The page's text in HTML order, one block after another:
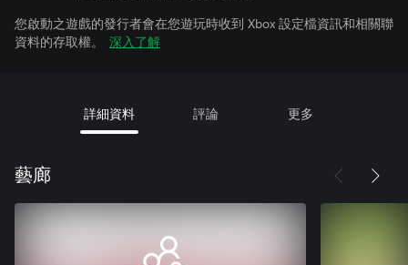
您啟動之遊戲的發行者會在您遊玩時收到 Xbox 設定檔資訊和相關聯
資料的存取權。
深入了解
詳細資料 評論 更多
藝廊